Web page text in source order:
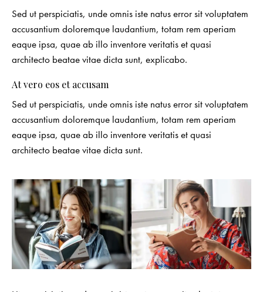
Sed ut perspiciatis, unde omnis iste natus error sit voluptatem
accusantium doloremque laudantium, totam rem aperiam
eaque ipsa, quae ab illo inventore veritatis et quasi
architecto beatae vitae dicta sunt, explicabo.
At vero eos et accusam
Sed ut perspiciatis, unde omnis iste natus error sit voluptatem
accusantium doloremque laudantium, totam rem aperiam
eaque ipsa, quae ab illo inventore veritatis et quasi
architecto beatae vitae dicta sunt.